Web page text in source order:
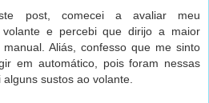
post, comecei a avaliar meu
volante e percebi que dirijo a maior
Aliás, confesso que me sinto
em automático, pois foram nessas
sustos ao volante.